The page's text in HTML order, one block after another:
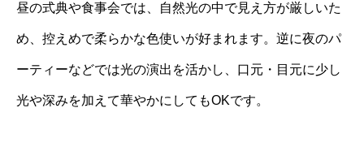
昼の式典や食事会では、自然光の中で見え方が厳しいた
め、控えめで柔らかな色使いが好まれます。逆に夜のパ
ーティーなどでは光の演出を活かし、口元・目元に少し
光や深みを加えて華やかにしてもOKです。